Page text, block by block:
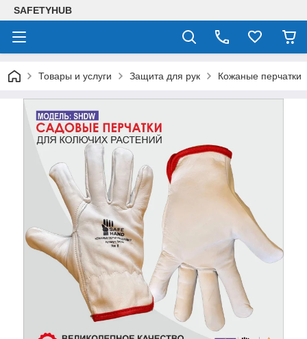
SAFETYHUB
Товары и услуги Защита для рук Кожаные перчатки